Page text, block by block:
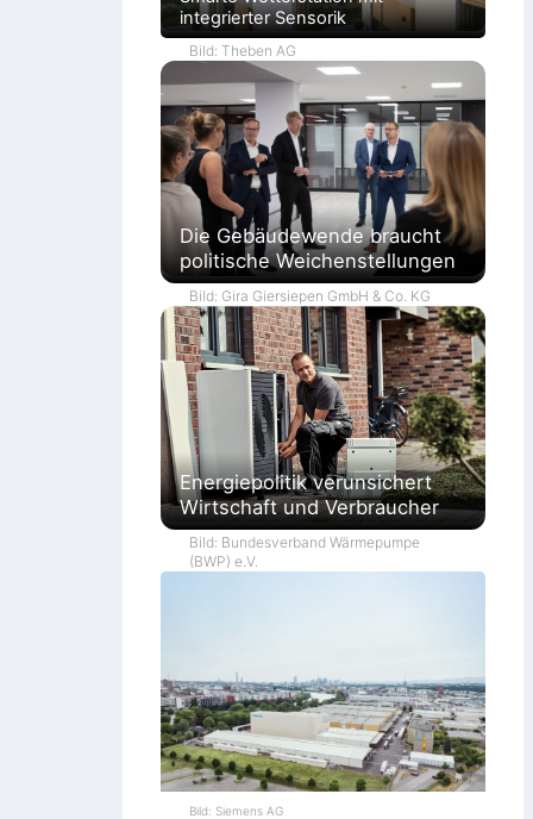
integrierter Sensorik
Bild: Theben AG
Die Gebäudewende braucht
politische Weichenstellungen
Bild: Gira Giersiepen GmbH & Co. KG
Energiepolitik verunsichert
Wirtschaft und Verbraucher
Bild: Bundesverband Wärmepumpe
(BWP) e.V.
Bild: Siemens AG